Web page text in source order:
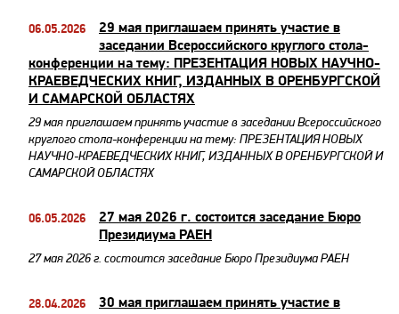
06.05.2026
29 мая приглашаем принять участие в
заседании Всероссийского круглого стола-
конференции на тему: ПРЕЗЕНТАЦИЯ НОВЫХ НАУЧНО-
КРАЕВЕДЧЕСКИХ КНИГ, ИЗДАННЫХ В ОРЕНБУРГСКОЙ
И САМАРСКОЙ ОБЛАСТЯХ
29 мая приглашаем принять участие в заседании Всероссийского
круглого стола-конференции на тему: ПРЕЗЕНТАЦИЯ НОВЫХ
НАУЧНО-КРАЕВЕДЧЕСКИХ КНИГ, ИЗДАННЫХ В ОРЕНБУРГСКОЙ И
САМАРСКОЙ ОБЛАСТЯХ
06.05.2026
27 мая 2026 г. состоится заседание Бюро
Президиума РАЕН
27 мая 2026 г. состоится заседание Бюро Президиума РАЕН
28.04.2026
30 мая приглашаем принять участие в